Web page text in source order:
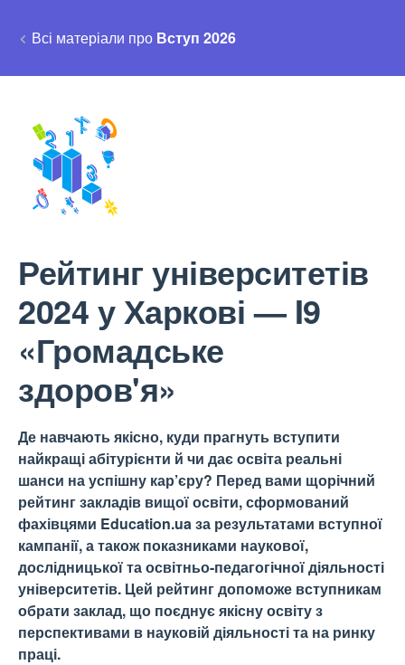
Всі матеріали про Вступ 2026
Рейтинг університетів
2024 у Харкові — I9
«Громадське
здоров'я»
Де навчають якісно, куди прагнуть вступити
найкращі абітурієнти й чи дає освіта реальні
шанси на успішну кар’єру? Перед вами щорічний
рейтинг закладів вищої освіти, сформований
фахівцями Education.ua за результатами вступної
кампанії, а також показниками наукової,
дослідницької та освітньо-педагогічної діяльності
університетів. Цей рейтинг допоможе вступникам
обрати заклад, що поєднує якісну освіту з
перспективами в науковій діяльності та на ринку
праці.